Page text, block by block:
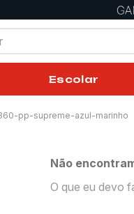
Escolar
pp-supreme-azul-marinho
Não
O que eu devo